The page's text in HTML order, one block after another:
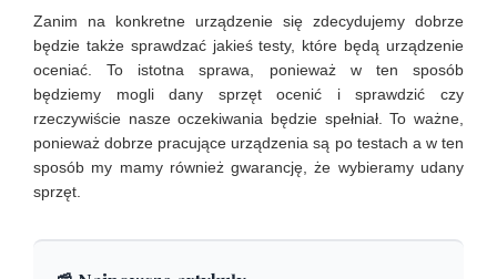
Zanim na konkretne urządzenie się zdecydujemy dobrze
będzie także sprawdzać jakieś testy, które będą urządzenie
oceniać. To istotna sprawa, ponieważ w ten sposób
będziemy mogli dany sprzęt ocenić i sprawdzić czy
rzeczywiście nasze oczekiwania będzie spełniał. To ważne,
ponieważ dobrze pracujące urządzenia są po testach a w ten
sposób my mamy również gwarancję, że wybieramy udany
sprzęt.